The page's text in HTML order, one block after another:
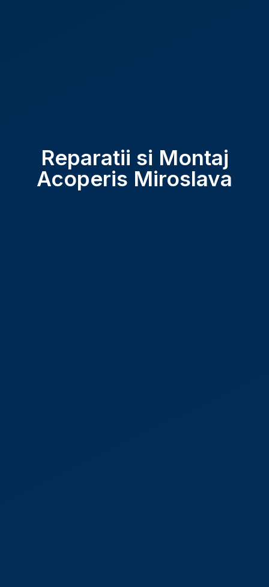
Reparatii si Montaj
Acoperis Miroslava